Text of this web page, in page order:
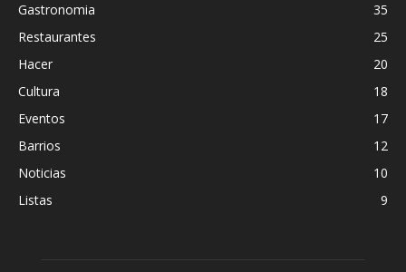
Gastronomia
35
Restaurantes
25
Hacer
20
Cultura
18
Eventos
17
Barrios
12
Noticias
10
Listas
9